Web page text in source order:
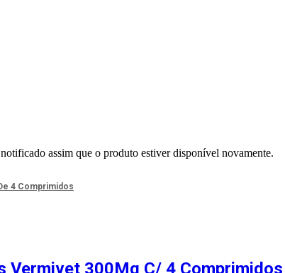
assim que o produto estiver disponível novamente.
4 Comprimidos
Vermivet 300Mg C/ 4